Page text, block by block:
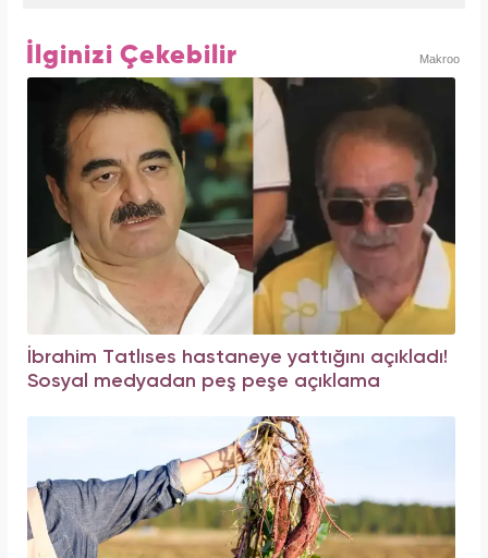
İlginizi Çekebilir Makroo
İbrahim Tatlıses hastaneye yattığını açıkladı!
Sosyal medyadan peş peşe açıklama